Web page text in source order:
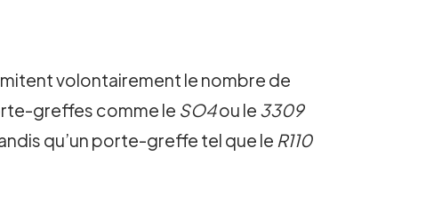
volontairement le nombre de
greffes comme le SO4ou le 3309
qu’un porte-greffe tel que le R110